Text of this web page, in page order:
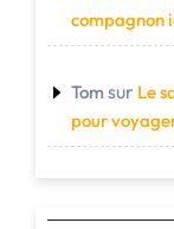
compagnon
Tom sur Le
pour